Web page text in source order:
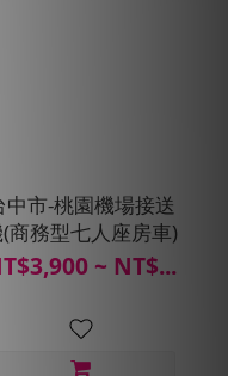
中市-桃園機場接送
商務型七人座房車)
~ NT$...